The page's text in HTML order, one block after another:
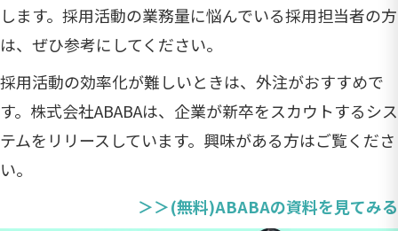
します。採用活動の業務量に悩んでいる採用担当者の方
は、ぜひ参考にしてください。
採用活動の効率化が難しいときは、外注がおすすめで
す。株式会社ABABAは、企業が新卒をスカウトするシス
テムをリリースしています。興味がある方はご覧くださ
い。
＞＞(無料)ABABAの資料を見てみる